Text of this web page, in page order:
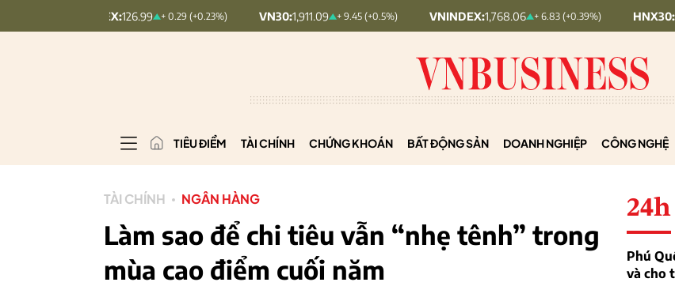
+ 0.29 (+0.23%) VN30:1,911.09 + 9.45 (+0.5%) VNINDEX:1,768.06 + 6.83 (+0.39%) HNX30:455.12 + 1.63
TIÊU ĐIỂM TÀI CHÍNH CHỨNG KHOÁN BẤT ĐỘNG SẢN DOANH NGHIỆP CÔNG NGHỆ
TÀI CHÍNH NGÂN HÀNG
Làm sao để chi tiêu vẫn “nhẹ tênh” trong
mùa cao điểm cuối năm
24h
Phú
và cho